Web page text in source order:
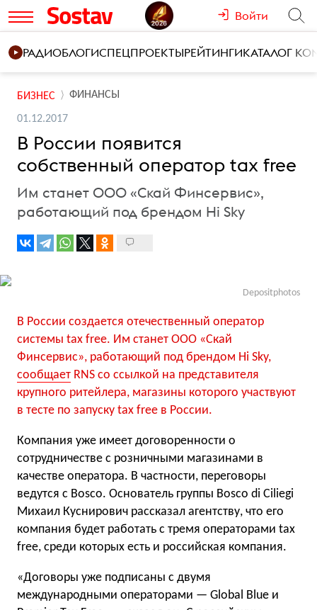
Войти
РАДИОБЛОГИСПЕЦПРОЕКТЫРЕЙТИНГИКАТАЛОГ
БИЗНЕС ФИНАНСЫ
01.12.2017
В России появится
собственный оператор tax free
Им станет ООО «Скай Финсервис»,
работающий под брендом Hi Sky
Depositphotos
В России создается отечественный оператор
системы tax free. Им станет ООО «Скай
Финсервис», работающий под брендом Hi Sky,
сообщает RNS со ссылкой на представителя
крупного ритейлера, магазины которого участвуют
в тесте по запуску tax free в России.
Компания уже имеет договоренности о
сотрудничестве с розничными магазинами в
качестве оператора. В частности, переговоры
ведутся с Boscо. Основатель группы Bosco di Ciliegi
Михаил Куснирович рассказал агентству, что его
компания будет работать с тремя операторами tax
free, среди которых есть и российская компания.
«Договоры уже подписаны с двумя
международными операторами — Global Blue и